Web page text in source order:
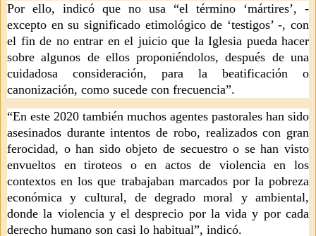
Por ello, indicó que no usa “el término ‘mártires’, -
excepto en su significado etimológico de ‘testigos’ -, con
el fin de no entrar en el juicio que la Iglesia pueda hacer
sobre algunos de ellos proponiéndolos, después de una
cuidadosa consideración, para la beatificación o
canonización, como sucede con frecuencia”.
“En este 2020 también muchos agentes pastorales han sido
asesinados durante intentos de robo, realizados con gran
ferocidad, o han sido objeto de secuestro o se han visto
envueltos en tiroteos o en actos de violencia en los
contextos en los que trabajaban marcados por la pobreza
económica y cultural, de degrado moral y ambiental,
donde la violencia y el desprecio por la vida y por cada
derecho humano son casi lo habitual”, indicó.